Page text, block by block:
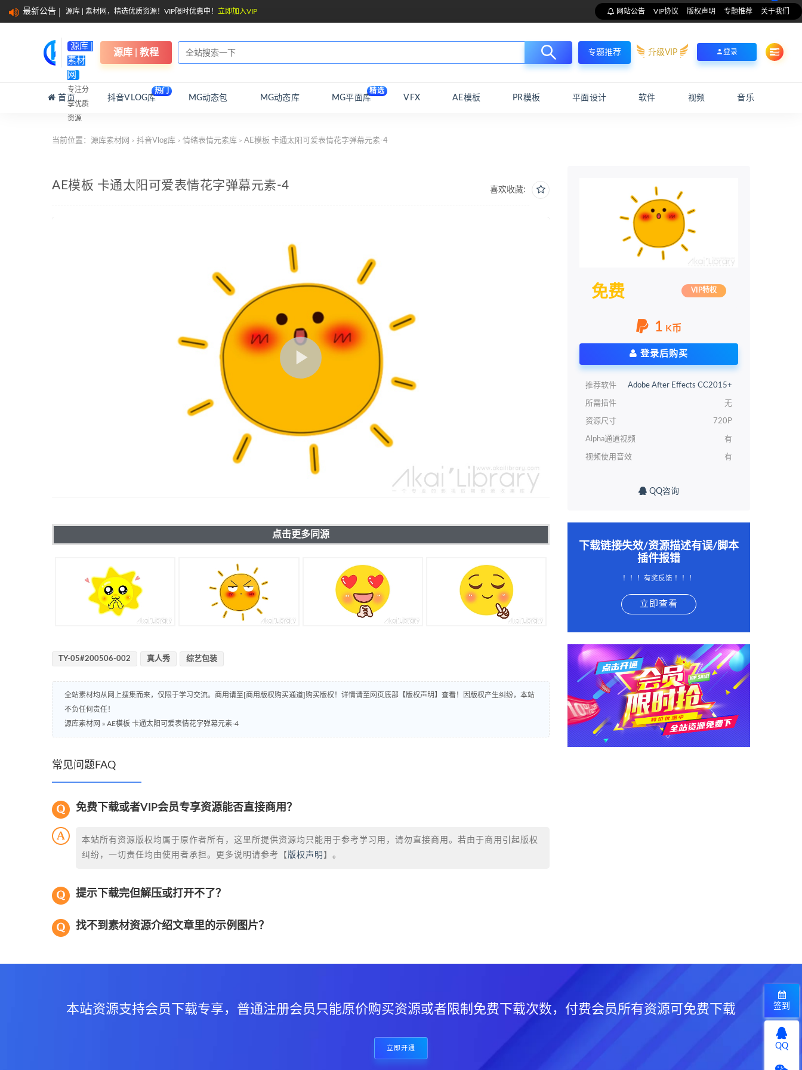
最新公告 源库 | 素材网，精选优质资源！VIP限时优惠中！ 立即加入VIP 网站公告 VIP协议 版权声明 专题推荐 关于我们
源库 |
素材
网
专注分
享优质
资源
源库 | 教程 专题推荐 升级VIP 登录
首页 抖音VLOG库
热门
MG动态包 MG动态库 MG平面库
精选
VFX AE模板 PR模板 平面设计 软件 视频 音乐
当前位置： 源库素材网 > 抖音Vlog库 > 情绪表情元素库 > AE模板 卡通太阳可爱表情花字弹幕元素-4
喜欢收藏:
AE模板 卡通太阳可爱表情花字弹幕元素-4
点击更多同源
TY-05#200506-002 真人秀 综艺包装
全站素材均从网上搜集而来，仅限于学习交流。商用请至[商用版权购买通道]购买版权！详情请至网页底部【版权声明】查看！因版权产生纠纷，本站
不负任何责任！
源库素材网 » AE模板 卡通太阳可爱表情花字弹幕元素-4
常见问题FAQ
免费下载或者VIP会员专享资源能否直接商用？
本站所有资源版权均属于原作者所有，这里所提供资源均只能用于参考学习用，请勿直接商用。若由于商用引起版权
纠纷，一切责任均由使用者承担。更多说明请参考【 版权声明 】。
提示下载完但解压或打开不了？
找不到素材资源介绍文章里的示例图片？
免费 VIP特权
1 K币
登录后购买
推荐软件 Adobe After Effects CC2015+
所需插件 无
资源尺寸 720P
Alpha通道视频 有
视频使用音效 有
QQ咨询
下载链接失效/资源描述有误/脚本
插件报错
！！！有奖反馈 ！！！
立即查看
本站资源支持会员下载专享，普通注册会员只能原价购买资源或者限制免费下载次数，付费会员所有资源可免费下载
立即开通
签到
QQ